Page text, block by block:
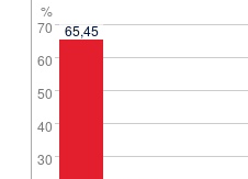
%
70
60
50
40
30
65,45